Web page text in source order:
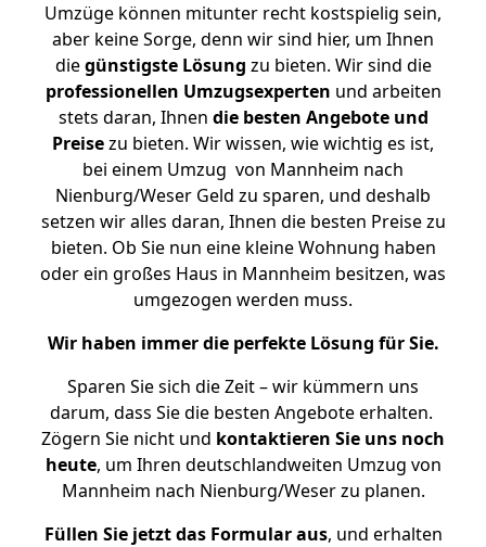
Umzüge können mitunter recht kostspielig sein,
aber keine Sorge, denn wir sind hier, um Ihnen
diegünstigste Lösung zu bieten. Wir sind die
professionellen Umzugsexperten und arbeiten
stets daran, Ihnen die besten Angebote und
Preisezu bieten. Wir wissen, wie wichtig es ist,
bei einem Umzug von Mannheim nach
Nienburg/Weser Geld zu sparen, und deshalb
setzen wir alles daran, Ihnen die besten Preise zu
bieten. Ob Sie nun eine kleine Wohnung haben
oder ein großes Haus in Mannheim besitzen, was
umgezogen werden muss.
Wir haben immer die perfekte Lösung für Sie.
Sparen Sie sich die Zeit – wir kümmern uns
darum, dass Sie die besten Angebote erhalten.
Zögern Sie nicht und kontaktieren Sie uns noch
heute, um Ihren deutschlandweiten Umzug von
Mannheim nach Nienburg/Weser zu planen.
Füllen Sie jetzt das Formular aus, und erhalten